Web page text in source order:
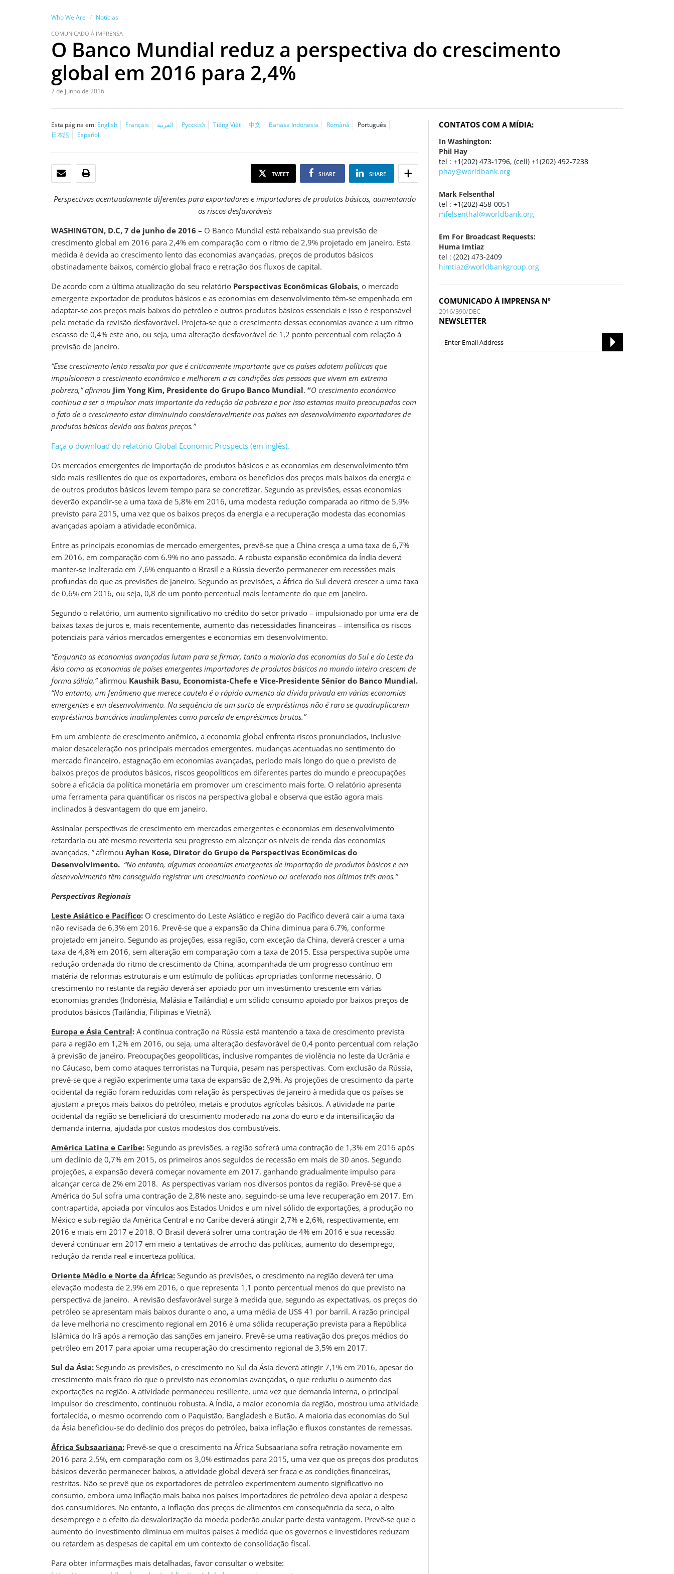
Who We Are Notícias
COMUNICADO À IMPRENSA
O Banco Mundial reduz a perspectiva do crescimento
global em 2016 para 2,4%
7 de junho de 2016
Esta página em: English Français العربية Русский Tiếng Việt 中文 Bahasa Indonesia Română
Português
日本語
Español
EMAIL TWEET SHARE SHARE
Perspectivas acentuadamente diferentes para exportadores e importadores de produtos básicos, aumentando
os riscos desfavoráveis
WASHINGTON, D.C, 7 de junho de 2016 – O Banco Mundial está rebaixando sua previsão de
crescimento global em 2016 para 2,4% em comparação com o ritmo de 2,9% projetado em janeiro. Esta
medida é devida ao crescimento lento das economias avançadas, preços de produtos básicos
obstinadamente baixos, comércio global fraco e retração dos fluxos de capital.
De acordo com a última atualização do seu relatório Perspectivas Econômicas Globais, o mercado
emergente exportador de produtos básicos e as economias em desenvolvimento têm-se empenhado em
adaptar-se aos preços mais baixos do petróleo e outros produtos básicos essenciais e isso é responsável
pela metade da revisão desfavorável. Projeta-se que o crescimento dessas economias avance a um ritmo
escasso de 0,4% este ano, ou seja, uma alteração desfavorável de 1,2 ponto percentual com relação à
previsão de janeiro.
“Esse crescimento lento ressalta por que é criticamente importante que os países adotem políticas que
impulsionem o crescimento econômico e melhorem a as condições das pessoas que vivem em extrema
pobreza,” afirmou Jim Yong Kim, Presidente do Grupo Banco Mundial. “O crescimento econômico
continua a ser o impulsor mais importante da redução da pobreza e por isso estamos muito preocupados com
o fato de o crescimento estar diminuindo consideravelmente nos países em desenvolvimento exportadores de
produtos básicos devido aos baixos preços.”
Faça o download do relatório Global Economic Prospects (em inglês).
Os mercados emergentes de importação de produtos básicos e as economias em desenvolvimento têm
sido mais resilientes do que os exportadores, embora os benefícios dos preços mais baixos da energia e
de outros produtos básicos levem tempo para se concretizar. Segundo as previsões, essas economias
deverão expandir-se a uma taxa de 5,8% em 2016, uma modesta redução comparada ao ritmo de 5,9%
previsto para 2015, uma vez que os baixos preços da energia e a recuperação modesta das economias
avançadas apoiam a atividade econômica.
Entre as principais economias de mercado emergentes, prevê-se que a China cresça a uma taxa de 6,7%
em 2016, em comparação com 6.9% no ano passado. A robusta expansão econômica da Índia deverá
manter-se inalterada em 7,6% enquanto o Brasil e a Rússia deverão permanecer em recessões mais
profundas do que as previsões de janeiro. Segundo as previsões, a África do Sul deverá crescer a uma taxa
de 0,6% em 2016, ou seja, 0,8 de um ponto percentual mais lentamente do que em janeiro.
Segundo o relatório, um aumento significativo no crédito do setor privado – impulsionado por uma era de
baixas taxas de juros e, mais recentemente, aumento das necessidades financeiras – intensifica os riscos
potenciais para vários mercados emergentes e economias em desenvolvimento.
“Enquanto as economias avançadas lutam para se firmar, tanto a maioria das economias do Sul e do Leste da
Ásia como as economias de países emergentes importadores de produtos básicos no mundo inteiro crescem de
forma sólida,”afirmou Kaushik Basu, Economista-Chefe e Vice-Presidente Sênior do Banco Mundial.
“No entanto, um fenômeno que merece cautela é o rápido aumento da dívida privada em várias economias
emergentes e em desenvolvimento. Na sequência de um surto de empréstimos não é raro se quadruplicarem
empréstimos bancários inadimplentes como parcela de empréstimos brutos.”
Em um ambiente de crescimento anêmico, a economia global enfrenta riscos pronunciados, inclusive
maior desaceleração nos principais mercados emergentes, mudanças acentuadas no sentimento do
mercado financeiro, estagnação em economias avançadas, período mais longo do que o previsto de
baixos preços de produtos básicos, riscos geopolíticos em diferentes partes do mundo e preocupações
sobre a eficácia da política monetária em promover um crescimento mais forte. O relatório apresenta
uma ferramenta para quantificar os riscos na perspectiva global e observa que estão agora mais
inclinados à desvantagem do que em janeiro.
Assinalar perspectivas de crescimento em mercados emergentes e economias em desenvolvimento
retardaria ou até mesmo reverteria seu progresso em alcançar os níveis de renda das economias
avançadas, ”afirmou Ayhan Kose, Diretor do Grupo de Perspectivas Econômicas do
Desenvolvimento. “No entanto, algumas economias emergentes de importação de produtos básicos e em
desenvolvimento têm conseguido registrar um crescimento contínuo ou acelerado nos últimos três anos.”
Perspectivas Regionais
Leste Asiático e Pacífico: O crescimento do Leste Asiático e região do Pacífico deverá cair a uma taxa
não revisada de 6,3% em 2016. Prevê-se que a expansão da China diminua para 6.7%, conforme
projetado em janeiro. Segundo as projeções, essa região, com exceção da China, deverá crescer a uma
taxa de 4,8% em 2016, sem alteração em comparação com a taxa de 2015. Essa perspectiva supõe uma
redução ordenada do ritmo de crescimento da China, acompanhada de um progresso contínuo em
matéria de reformas estruturais e um estímulo de políticas apropriadas conforme necessário. O
crescimento no restante da região deverá ser apoiado por um investimento crescente em várias
economias grandes (Indonésia, Malásia e Tailândia) e um sólido consumo apoiado por baixos preços de
produtos básicos (Tailândia, Filipinas e Vietnã).
Europa e Ásia Central: A contínua contração na Rússia está mantendo a taxa de crescimento prevista
para a região em 1,2% em 2016, ou seja, uma alteração desfavorável de 0,4 ponto percentual com relação
à previsão de janeiro. Preocupações geopolíticas, inclusive rompantes de violência no leste da Ucrânia e
no Cáucaso, bem como ataques terroristas na Turquia, pesam nas perspectivas. Com exclusão da Rússia,
prevê-se que a região experimente uma taxa de expansão de 2,9%. As projeções de crescimento da parte
ocidental da região foram reduzidas com relação às perspectivas de janeiro à medida que os países se
ajustam a preços mais baixos do petróleo, metais e produtos agrícolas básicos. A atividade na parte
ocidental da região se beneficiará do crescimento moderado na zona do euro e da intensificação da
demanda interna, ajudada por custos modestos dos combustíveis.
América Latina e Caribe: Segundo as previsões, a região sofrerá uma contração de 1,3% em 2016 após
um declínio de 0,7% em 2015, os primeiros anos seguidos de recessão em mais de 30 anos. Segundo
projeções, a expansão deverá começar novamente em 2017, ganhando gradualmente impulso para
alcançar cerca de 2% em 2018. As perspectivas variam nos diversos pontos da região. Prevê-se que a
América do Sul sofra uma contração de 2,8% neste ano, seguindo-se uma leve recuperação em 2017. Em
contrapartida, apoiada por vínculos aos Estados Unidos e um nível sólido de exportações, a produção no
México e sub-região da América Central e no Caribe deverá atingir 2,7% e 2,6%, respectivamente, em
2016 e mais em 2017 e 2018. O Brasil deverá sofrer uma contração de 4% em 2016 e sua recessão
deverá continuar em 2017 em meio a tentativas de arrocho das políticas, aumento do desemprego,
redução da renda real e incerteza política.
Oriente Médio e Norte da África: Segundo as previsões, o crescimento na região deverá ter uma
elevação modesta de 2,9% em 2016, o que representa 1,1 ponto percentual menos do que previsto na
perspectiva de janeiro. A revisão desfavorável surge à medida que, segundo as expectativas, os preços do
petróleo se apresentam mais baixos durante o ano, a uma média de US$ 41 por barril. A razão principal
da leve melhoria no crescimento regional em 2016 é uma sólida recuperação prevista para a República
Islâmica do Irã após a remoção das sanções em janeiro. Prevê-se uma reativação dos preços médios do
petróleo em 2017 para apoiar uma recuperação do crescimento regional de 3,5% em 2017.
Sul da Ásia: Segundo as previsões, o crescimento no Sul da Ásia deverá atingir 7,1% em 2016, apesar do
crescimento mais fraco do que o previsto nas economias avançadas, o que reduziu o aumento das
exportações na região. A atividade permaneceu resiliente, uma vez que demanda interna, o principal
impulsor do crescimento, continuou robusta. A Índia, a maior economia da região, mostrou uma atividade
fortalecida, o mesmo ocorrendo com o Paquistão, Bangladesh e Butão. A maioria das economias do Sul
da Ásia beneficiou-se do declínio dos preços do petróleo, baixa inflação e fluxos constantes de remessas.
África Subsaariana: Prevê-se que o crescimento na África Subsaariana sofra retração novamente em
2016 para 2,5%, em comparação com os 3,0% estimados para 2015, uma vez que os preços dos produtos
básicos deverão permanecer baixos, a atividade global deverá ser fraca e as condições financeiras,
restritas. Não se prevê que os exportadores de petróleo experimentem aumento significativo no
consumo, embora uma inflação mais baixa nos países importadores de petróleo deva apoiar a despesa
dos consumidores. No entanto, a inflação dos preços de alimentos em consequência da seca, o alto
desemprego e o efeito da desvalorização da moeda poderão anular parte desta vantagem. Prevê-se que o
aumento do investimento diminua em muitos países à medida que os governos e investidores reduzam
ou retardem as despesas de capital em um contexto de consolidação fiscal.
Para obter informações mais detalhadas, favor consultar o website:
CONTATOS COM A MÍDIA:
In Washington:
Phil Hay
tel : +1(202) 473-1796, (cell) +1(202) 492-7238
phay@worldbank.org
Mark Felsenthal
tel : +1(202) 458-0051
mfelsenthal@worldbank.org
Em For Broadcast Requests:
Huma Imtiaz
tel : (202) 473-2409
himtiaz@worldbankgroup.org
COMUNICADO À IMPRENSA Nº
2016/390/DEC
NEWSLETTER